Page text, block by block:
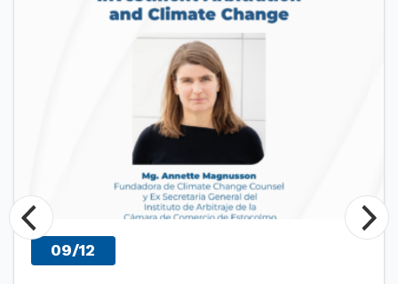
09/12